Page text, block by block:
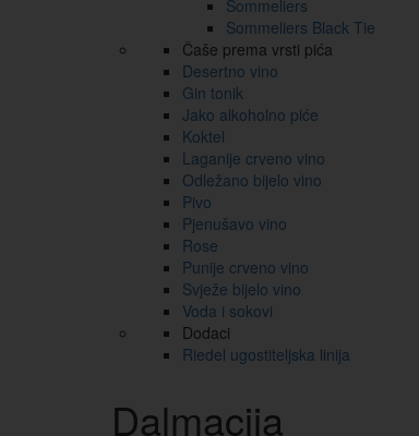
Sommeliers
Sommeliers Black Tie
Čaše prema vrsti pića
Desertno vino
Gin tonik
Jako alkoholno piće
Koktel
Laganije crveno vino
Odležano bijelo vino
Pivo
Pjenušavo vino
Rose
Punije crveno vino
Svježe bijelo vino
Voda i sokovi
Dodaci
Riedel ugostiteljska linija
Dalmacija